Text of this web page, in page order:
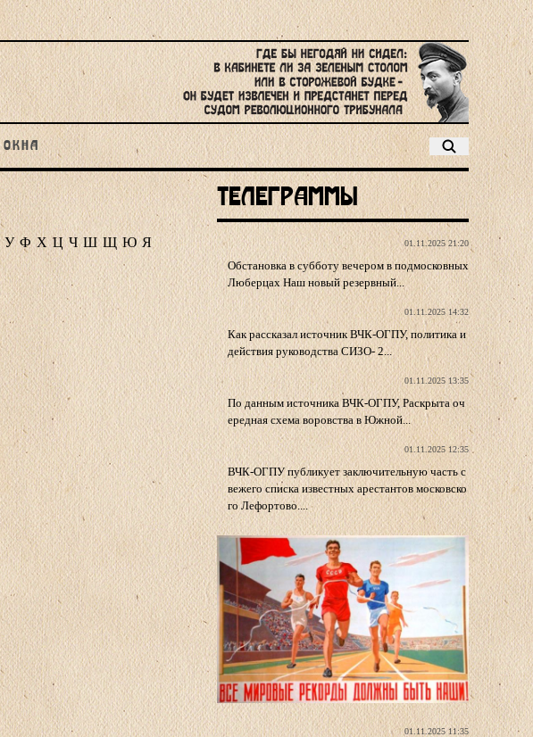
ОКНА
У Ф Х Ц Ч Ш Щ Ю Я
Телеграммы
01.11.2025 21:20
Обстановка в субботу вечером в подмосковных
Люберцах Наш новый резервный...
01.11.2025 14:32
Как рассказал источник ВЧК-ОГПУ, политика и
действия руководства СИЗО- 2...
01.11.2025 13:35
По данным источника ВЧК-ОГПУ, Раскрыта оч
ередная схема воровства в Южной...
01.11.2025 12:35
ВЧК-ОГПУ публикует заключительную часть с
вежего списка известных арестантов московско
го Лефортово....
01.11.2025 11:35